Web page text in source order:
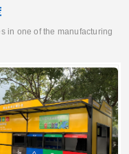
in one of the manufacturing